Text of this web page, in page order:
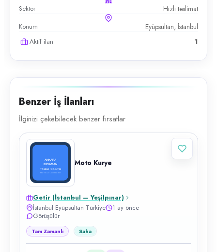
Sektör Hızlı teslimat
Konum Eyüpsultan, İstanbul
Aktif ilan 1
Benzer İş İlanları
İlginizi çekebilecek benzer fırsatlar
Moto Kurye
Getir (İstanbul — Yeşilpınar)
İstanbul Eyüpsultan Türkiye
1 ay önce
Görüşülür
Tam Zamanlı Saha